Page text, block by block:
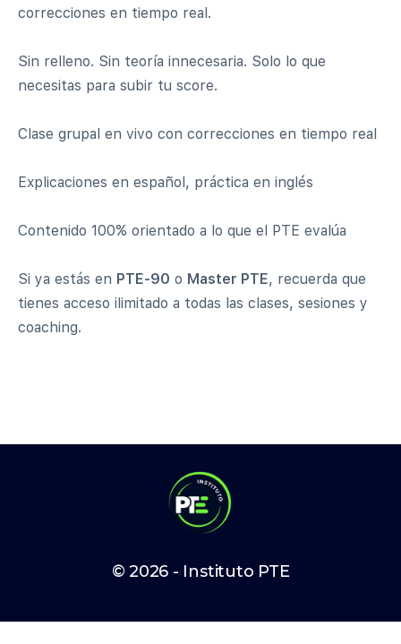
correcciones en tiempo real.
Sin relleno. Sin teoría innecesaria. Solo lo que
necesitas para subir tu score.
Clase grupal en vivo con correcciones en tiempo real
Explicaciones en español, práctica en inglés
Contenido 100% orientado a lo que el PTE evalúa
Si ya estás en PTE-90 o Master PTE, recuerda que
tienes acceso ilimitado a todas las clases, sesiones y
coaching.
© 2026 - Instituto PTE